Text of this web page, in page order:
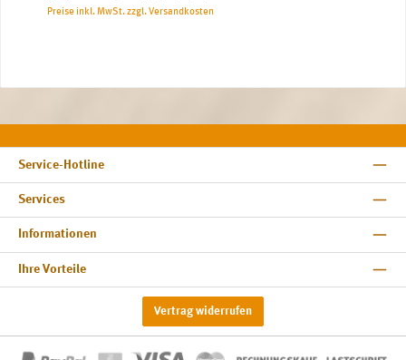
Preise inkl. MwSt. zzgl. Versandkosten
Service-Hotline
Services
Informationen
Ihre Vorteile
Vertrag widerrufen